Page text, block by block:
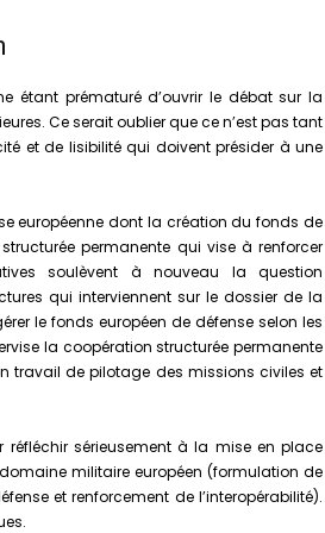
étant prématuré d’ouvrir le débat sur la
Ce serait oublier que ce n’est pas tant
et de lisibilité qui doivent présider à une
européenne dont la création du fonds de
permanente qui vise à renforcer
soulèvent à nouveau la question
qui interviennent sur le dossier de la
le fonds européen de défense selon les
la coopération structurée permanente
travail de pilotage des missions civiles et
réfléchir sérieusement à la mise en place
militaire européen (formulation de
et renforcement de l’interopérabilité).